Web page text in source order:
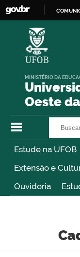
Oeste
MINISTÉRIO DA
Estude na UFOB
Extensão e
Ouvidoria